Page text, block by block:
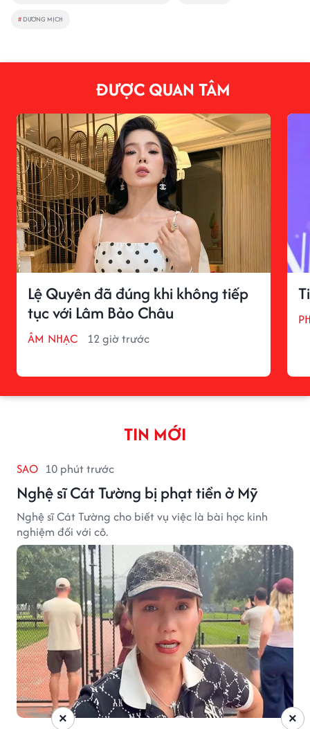
# DƯƠNG MỊCH
ĐƯỢC QUAN TÂM
Lệ Quyên đã đúng khi không tiếp
tục với Lâm Bảo Châu
ÂM NHẠC 12 giờ trước
TIN MỚI
SAO 10 phút trước
Nghệ sĩ Cát Tường bị phạt tiền ở Mỹ
Nghệ sĩ Cát Tường cho biết vụ việc là bài học kinh
nghiệm đối với cô.
×
×